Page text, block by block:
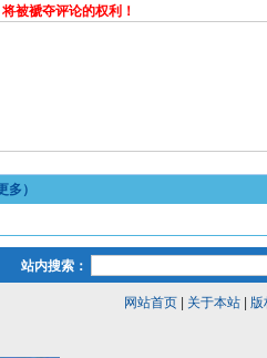
被褫夺评论的权利！
）
站内搜索：
网站首页| 关于本站| 版